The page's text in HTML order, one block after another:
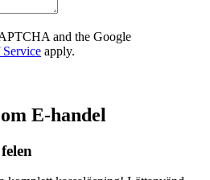
and the Google
Service apply.
E-handel